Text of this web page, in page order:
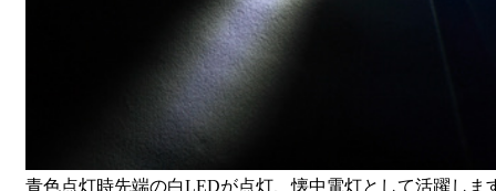
青色点灯時先端の白LEDが点灯、懐中電灯として活躍しま